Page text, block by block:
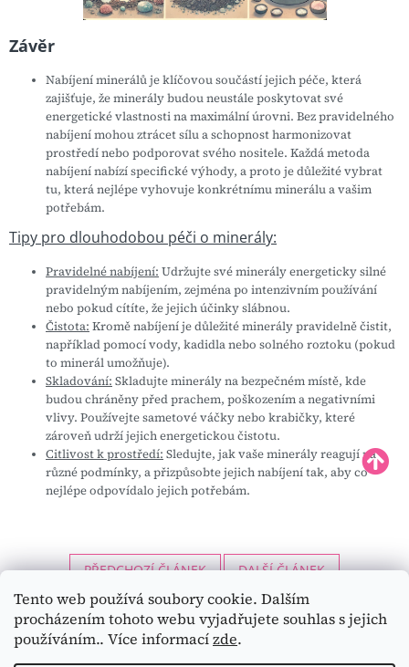
Tento web používá soubory cookie. Dalším
procházením tohoto webu vyjadřujete souhlas s jejich
používáním.. Více informacízde.
Závěr
Nabíjení minerálů je klíčovou součástí jejich péče, která
zajišťuje, že minerály budou neustále poskytovat své
energetické vlastnosti na maximální úrovni. Bez pravidelného
nabíjení mohou ztrácet sílu a schopnost harmonizovat
prostředí nebo podporovat svého nositele. Každá metoda
nabíjení nabízí specifické výhody, a proto je důležité vybrat
tu, která nejlépe vyhovuje konkrétnímu minerálu a vašim
potřebám.
Tipy pro dlouhodobou péči o minerály:
Pravidelné nabíjení: Udržujte své minerály energeticky silné
pravidelným nabíjením, zejména po intenzivním používání
nebo pokud cítíte, že jejich účinky slábnou.
Čistota: Kromě nabíjení je důležité minerály pravidelně čistit,
například pomocí vody, kadidla nebo solného roztoku (pokud
to minerál umožňuje).
Skladování: Skladujte minerály na bezpečném místě, kde
budou chráněny před prachem, poškozením a negativními
vlivy. Používejte sametové váčky nebo krabičky, které
zároveň udrží jejich energetickou čistotu.
Citlivost k prostředí: Sledujte, jak vaše minerály reagují na
různé podmínky, a přizpůsobte jejich nabíjení tak, aby co
nejlépe odpovídalo jejich potřebám.
PŘEDCHOZÍ ČLÁNEK DALŠÍ ČLÁNEK